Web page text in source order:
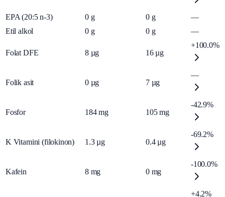
EPA (20:5 n-3) 0 g 0 g
—
Etil alkol
0 g 0 g —
Folat DFE 8 µg 16 µg
+100.0%
Folik asit 0 µg 7 µg
—
Fosfor 184 mg 105 mg
-42.9%
K Vitamini (filokinon) 1.3 µg 0.4 µg
-69.2%
Kafein 8 mg 0 mg
-100.0%
+4.2%